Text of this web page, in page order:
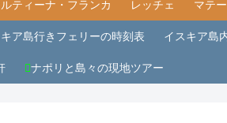
ティーナ・フランカ レッチェ マテ
ア島行きフェリーの時刻表 イスキア島
ナポリと島々の現地ツアー